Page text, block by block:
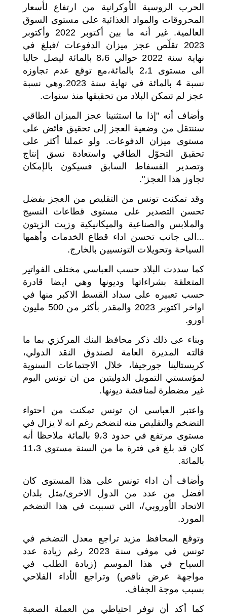
الحرب الروسية الأوكرانية من ارتفاع لأسعار
المحروقات والمواد الغذائية على مستوى السوق
العالمية. غير أنه ما بين أكتوبر 2022 وأكتوبر
2023 تقلّص عجز ميزان الدفوعات /فبلغ في
نهاية سنة 2022 حوالي 8،6 بالمائة ليصل حاليا
الى مستوى 2،1 بالمائة،مع توقع عدم تجاوزه
نسبة 4 بالمائة في نهاية سنة 2023.وهي نسبة
عجز لم تتمكن البلاد من تحقيقها منذ سنوات.
وأضاف أنه "إذا ما استثنينا عجز الميزان الطاقي
سننتقل من وضعية العجز إلى تحقيق فائض على
مستوى ميزان الدفوعات. ولو عملنا أكثر على
تحقيق التحوّل الطاقي واستعادة نسق إنتاج
وتصدير الفسفاط السابق فسيكون بالإمكان
تجاوز هذا العجز".
وقد تمكنت تونس من التقليص من العجز بفضل
تحسن التصدير على مستوى قطاعات النسيج
والملابس والصناعية والميكانيكية وزيت الزيتون
...الى جانب تحسن اداء قطاع الخدمات وأهمها
السياحة وتحويلات التونسيين بالخارج.
كما سددت البلاد حسب العباسي مختلف الفواتير
المتعلقة بشراءاتها وديونها وهي ايضا قادرة
حسب تعبيره على سداد القسط الاكبر منها في
اواخر اكتوبر 2023 والمقدر بأكثر من 500 مليون
اورو.
وبناء عى ذلك ذكر محافظ البنك المركزي بما ما
قالته المديرة العامة لصندوق النقد الدولي،
كريستالينا جورجيفا، خلال الاجتماعات السنوية
لمؤسستي التمويل الدوليتين من ان تونس اليوم
غير مضطرة لمناقشة ديونها.
واعتبر العباسي ان تونس تمكنت من احتواء
التضخم والتقليص منه لتضخم رغم انه لا يزال في
مستوى مرتفع في حدود 9،3 بالمائة ملاحظا أنه
كان قد بلغ في فترة ما من السنة مستوى 11،3
بالمائة.
وأضاف أن اداء تونس على هذا المستوى كان
افضل من عدد من الدول الاخرى/مثل بلدان
الاتحاد الأوروبي/، التي تسببت في هذا التضخم
المورد.
وتوقع المحافظ مزيد تراجع معدل التضخم في
تونس في موفى سنة 2023 رغم زيادة عدد
السياح في هذا الموسم (زيادة الطلب في
مواجهة عرض ناقص) وتراجع الأداء الفلاحي
بسبب موجة الجفاف.
كما أكد أن توفر احتياطي من العملة الصعبة